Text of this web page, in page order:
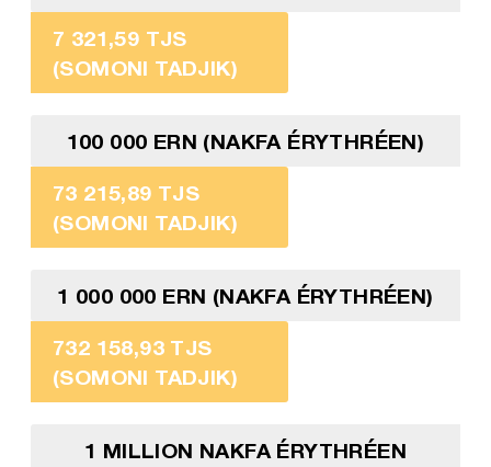
7 321,59 TJS
(SOMONI TADJIK)
100 000 ERN (NAKFA ÉRYTHRÉEN)
73 215,89 TJS
(SOMONI TADJIK)
1 000 000 ERN (NAKFA ÉRYTHRÉEN)
732 158,93 TJS
(SOMONI TADJIK)
1 MILLION NAKFA ÉRYTHRÉEN